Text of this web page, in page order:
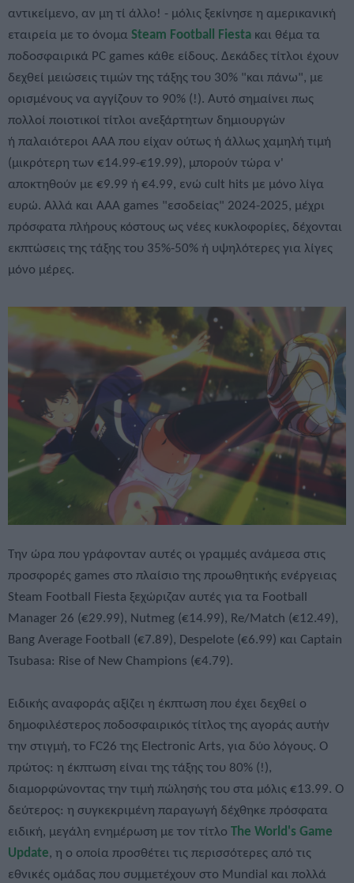
αντικείμενο, αν μη τί άλλο! - μόλις ξεκίνησε η αμερικανική
εταιρεία με το όνομα Steam Football Fiesta και θέμα τα
ποδοσφαιρικά PC games κάθε είδους. Δεκάδες τίτλοι έχουν
δεχθεί μειώσεις τιμών της τάξης του 30% "και πάνω", με
ορισμένους να αγγίζουν το 90% (!). Αυτό σημαίνει πως
πολλοί ποιοτικοί τίτλοι ανεξάρτητων δημιουργών
ή παλαιότεροι ΑΑΑ που είχαν ούτως ή άλλως χαμηλή τιμή
(μικρότερη των €14.99-€19.99), μπορούν τώρα ν'
αποκτηθούν με €9.99 ή €4.99, ενώ cult hits με μόνο λίγα
ευρώ. Αλλά και AAA games "εσοδείας" 2024-2025, μέχρι
πρόσφατα πλήρους κόστους ως νέες κυκλοφορίες, δέχονται
εκπτώσεις της τάξης του 35%-50% ή υψηλότερες για λίγες
μόνο μέρες.
Την ώρα που γράφονταν αυτές οι γραμμές ανάμεσα στις
προσφορές games στο πλαίσιο της προωθητικής ενέργειας
Steam Football Fiesta ξεχώριζαν αυτές για τα Football
Manager 26 (€29.99), Nutmeg (€14.99), Re/Match (€12.49),
Bang Average Football (€7.89), Despelote (€6.99) και Captain
Tsubasa: Rise of New Champions (€4.79).
Ειδικής αναφοράς αξίζει η έκπτωση που έχει δεχθεί ο
δημοφιλέστερος ποδοσφαιρικός τίτλος της αγοράς αυτήν
την στιγμή, το FC26 της Electronic Arts, για δύο λόγους. Ο
πρώτος: η έκπτωση είναι της τάξης του 80% (!),
διαμορφώνοντας την τιμή πώλησής του στα μόλις €13.99. Ο
δεύτερος: η συγκεκριμένη παραγωγή δέχθηκε πρόσφατα
ειδική, μεγάλη ενημέρωση με τον τίτλο The World's Game
Update, η ο οποία προσθέτει τις περισσότερες από τις
εθνικές ομάδας που συμμετέχουν στο Mundial και πολλά